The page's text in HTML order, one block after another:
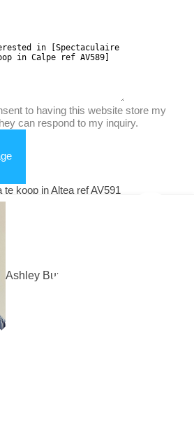
to having this website store my
can respond to my inquiry.
koop in Altea ref AV591
ref AV588
Ashley Bundock